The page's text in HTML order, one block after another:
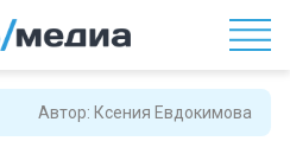
Автор: Ксения Евдокимова